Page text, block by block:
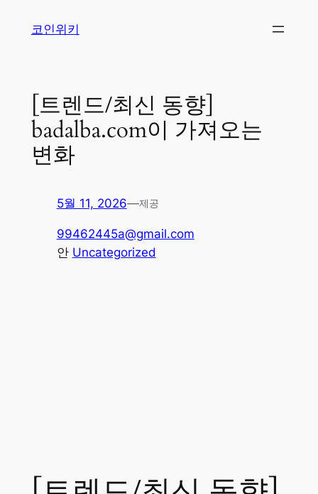
코인위키
[트렌드/최신 동향]
badalba.com이 가져오는
변화
5월 11, 2026—제공
99462445a@gmail.com
안 Uncategorized